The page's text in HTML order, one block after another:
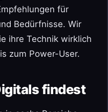
für
Bedürfnisse. Wir
ihre Technik wirklich
zum Power-User.
findest